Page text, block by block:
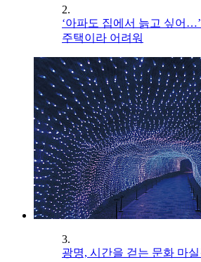
2.
‘아파도 집에서 늙고 싶어
주택이라 어려워
3.
광명, 시간을 걷는 문화 마실